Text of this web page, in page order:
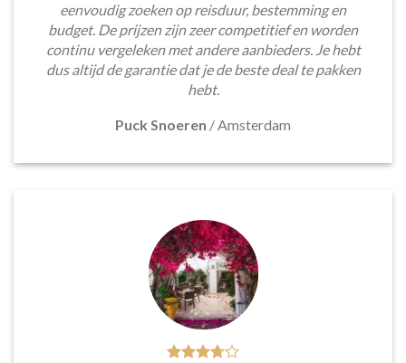
eenvoudig zoeken op reisduur, bestemming en
budget. De prijzen zijn zeer competitief en worden
continu vergeleken met andere aanbieders. Je hebt
dus altijd de garantie dat je de beste deal te pakken
hebt.
Puck Snoeren /Amsterdam